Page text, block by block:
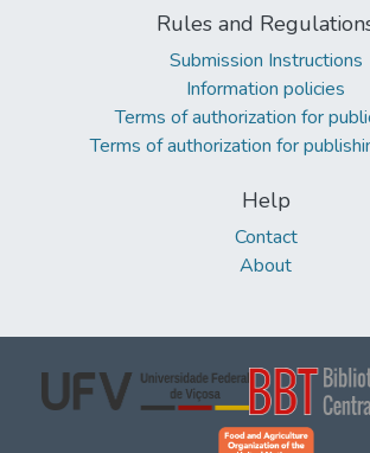
Rules and
Submission Instructions
Information policies
Terms of authorization for
Terms of authorization for
Help
Contact
About